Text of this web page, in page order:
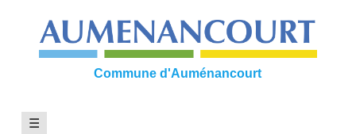
content
Commune d'Auménancourt
☰